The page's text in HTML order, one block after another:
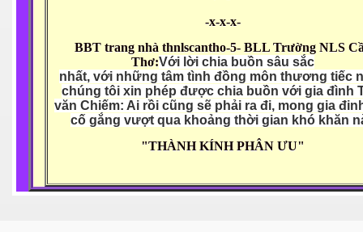
-x-x-x-
BBT trang nhà thnlscantho-5- BLL Trường NLS
Thơ:Với lời chia buồn sâu sắc
nhất, với những tâm tình đồng môn thương tiếc
chúng tôi xin phép được chia buồn với gia đình
văn Chiếm: Ai rồi cũng sẽ phải ra đi, mong gia
cố gắng vượt qua khoảng thời gian khó khăn
"THÀNH KÍNH PHÂN ƯU"
bằng Cữu Long